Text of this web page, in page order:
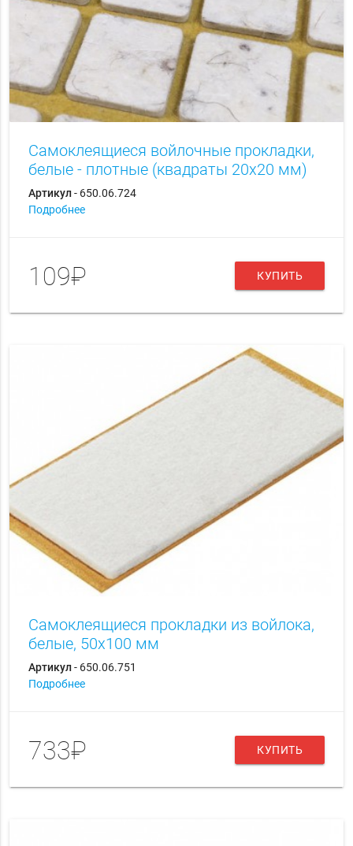
Самоклеящиеся войлочные прокладки,
белые - плотные (квадраты 20х20 мм)
Артикул- 650.06.724
Подробнее
109₽ КУПИТЬ
Самоклеящиеся прокладки из войлока,
белые, 50х100 мм
Артикул- 650.06.751
Подробнее
733₽ КУПИТЬ